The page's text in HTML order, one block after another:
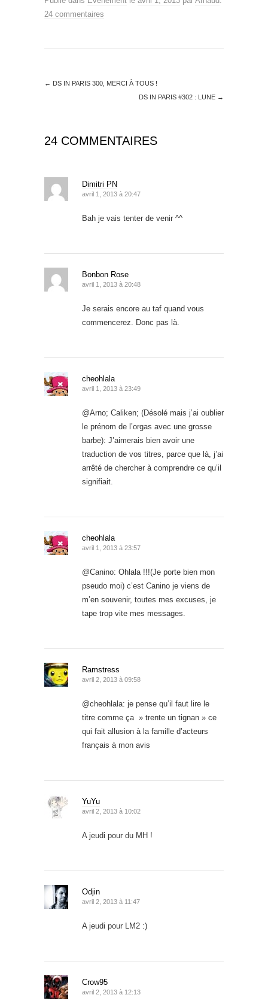
24 commentaires
← DS IN PARIS 300, MERCI À TOUS !
DS IN PARIS #302 : LUNE →
24 COMMENTAIRES
Dimitri PN
avril 1, 2013 à 20:47
Bah je vais tenter de venir ^^
Bonbon Rose
avril 1, 2013 à 20:48
Je serais encore au taf quand vous
commencerez. Donc pas là.
cheohlala
avril 1, 2013 à 23:49
@Arno; Caliken; (Désolé mais j’ai oublier
le prénom de l’orgas avec une grosse
barbe): J’aimerais bien avoir une
traduction de vos titres, parce que là, j’ai
arrêté de chercher à comprendre ce qu’il
signifiait.
cheohlala
avril 1, 2013 à 23:57
@Canino: Ohlala !!!(Je porte bien mon
pseudo moi) c’est Canino je viens de
m’en souvenir, toutes mes excuses, je
tape trop vite mes messages.
Ramstress
avril 2, 2013 à 09:58
@cheohlala: je pense qu’il faut lire le
titre comme ça » trente un tignan » ce
qui fait allusion à la famille d’acteurs
français à mon avis
YuYu
avril 2, 2013 à 10:02
A jeudi pour du MH !
Odjin
avril 2, 2013 à 11:47
A jeudi pour LM2 :)
Crow95
avril 2, 2013 à 12:13